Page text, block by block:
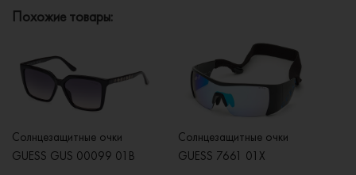
Похожие товары:
Солнцезащитные очки
GUESS GUS 00099 01B
Солнцезащитные очки
GUESS 7661 01X